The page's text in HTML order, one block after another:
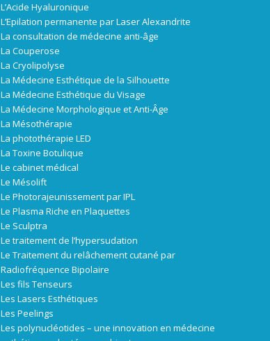
L’Acide Hyaluronique
L’Epilation permanente par Laser Alexandrite
La consultation de médecine anti-âge
La Couperose
La Cryolipolyse
La Médecine Esthétique de la Silhouette
La Médecine Esthétique du Visage
La Médecine Morphologique et Anti-Âge
La Mésothérapie
La photothérapie LED
La Toxine Botulique
Le cabinet médical
Le Mésolift
Le Photorajeunissement par IPL
Le Plasma Riche en Plaquettes
Le Sculptra
Le traitement de l’hypersudation
Le Traitement du relâchement cutané par
Radiofréquence Bipolaire
Les fils Tenseurs
Les Lasers Esthétiques
Les Peelings
Les polynucléotides – une innovation en médecine